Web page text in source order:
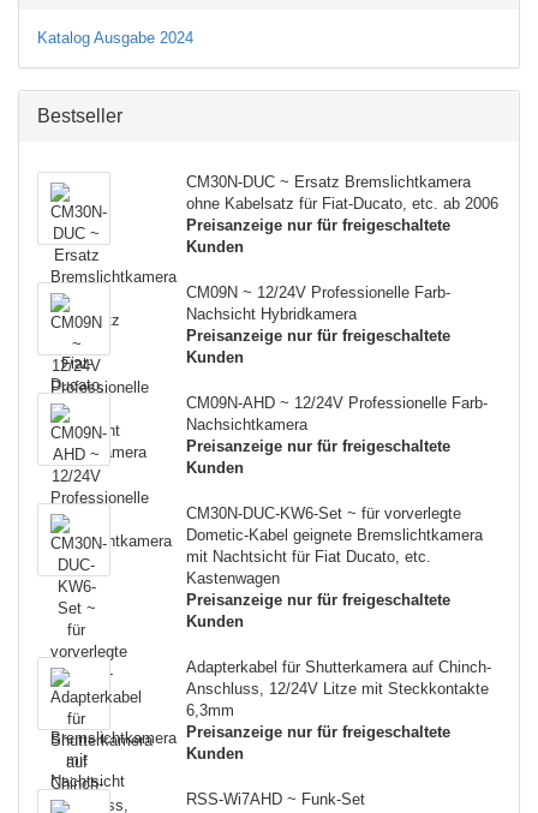
Katalog Ausgabe 2024
Bestseller
CM30N-DUC ~ Ersatz Bremslichtkamera
ohne Kabelsatz für Fiat-Ducato, etc. ab 2006
Preisanzeige nur für freigeschaltete
Kunden
CM09N ~ 12/24V Professionelle Farb-
Nachsicht Hybridkamera
Preisanzeige nur für freigeschaltete
Kunden
CM09N-AHD ~ 12/24V Professionelle Farb-
Nachsichtkamera
Preisanzeige nur für freigeschaltete
Kunden
CM30N-DUC-KW6-Set ~ für vorverlegte
Dometic-Kabel geignete Bremslichtkamera
mit Nachtsicht für Fiat Ducato, etc.
Kastenwagen
Preisanzeige nur für freigeschaltete
Kunden
Adapterkabel für Shutterkamera auf Chinch-
Anschluss, 12/24V Litze mit Steckkontakte
6,3mm
Preisanzeige nur für freigeschaltete
Kunden
RSS-Wi7AHD ~ Funk-Set